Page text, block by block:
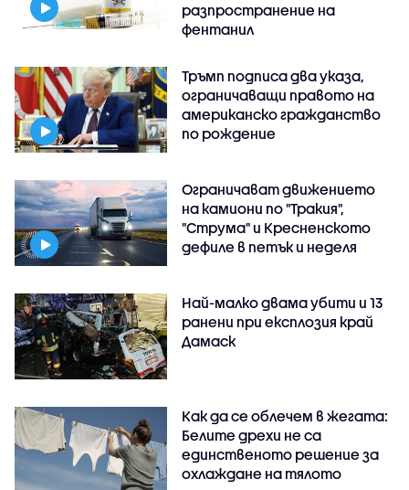
разпространение на
фентанил
Тръмп подписа два указа,
ограничаващи правото на
американско гражданство
по рождение
Ограничават движението
на камиони по "Тракия",
"Струма" и Кресненското
дефиле в петък и неделя
Най-малко двама убити и 13
ранени при експлозия край
Дамаск
Как да се облечем в жегата:
Белите дрехи не са
единственото решение за
охлаждане на тялото